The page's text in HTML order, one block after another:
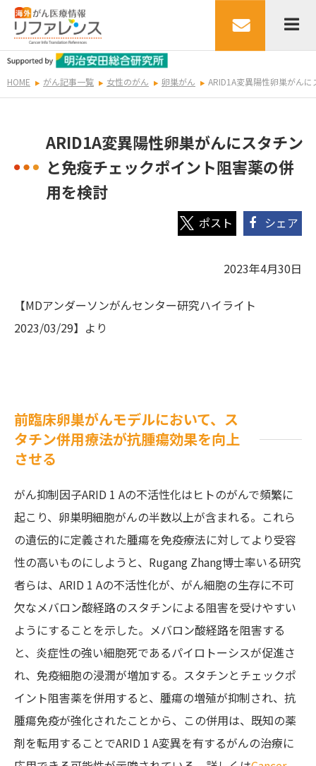
HOME がん記事一覧 女性のがん 卵巣がん ARID1A変異陽性卵巣がん
ARID1A変異陽性卵巣がんにスタチン
と免疫チェックポイント阻害薬の併
用を検討
シェア
2023年4月30日
【MDアンダーソンがんセンター研究ハイライト
2023/03/29】より
前臨床卵巣がんモデルにおいて、ス
タチン併用療法が抗腫瘍効果を向上
させる
がん抑制因子ARID 1 Aの不活性化はヒトのがんで頻繁に
起こり、卵巣明細胞がんの半数以上が含まれる。これら
の遺伝的に定義された腫瘍を免疫療法に対してより受容
性の高いものにしようと、Rugang Zhang博士率いる研究
者らは、ARID 1 Aの不活性化が、がん細胞の生存に不可
欠なメバロン酸経路のスタチンによる阻害を受けやすい
ようにすることを示した。メバロン酸経路を阻害する
と、炎症性の強い細胞死であるパイロトーシスが促進さ
れ、免疫細胞の浸潤が増加する。スタチンとチェックポ
イント阻害薬を併用すると、腫瘍の増殖が抑制され、抗
腫瘍免疫が強化されたことから、この併用は、既知の薬
剤を転用することでARID 1 A変異を有するがんの治療に